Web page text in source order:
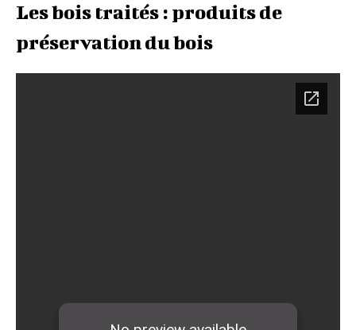
Les bois traités : produits de
préservation du bois